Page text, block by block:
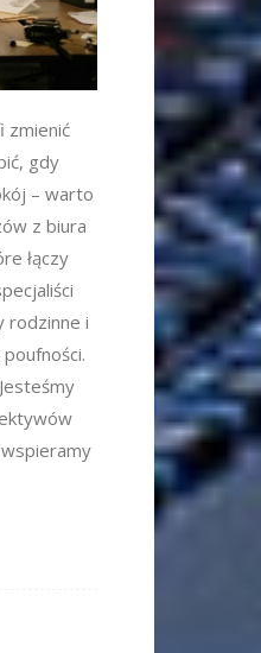
zmienić
gdy
– warto
z biura
łączy
rodzinne i
wspieramy